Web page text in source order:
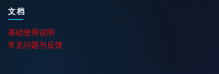
文档
基础使用说明
常见问题与反馈